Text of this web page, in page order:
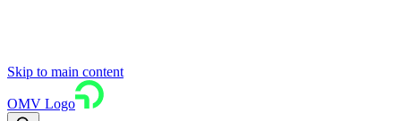
Skip to main content
OMV Logo